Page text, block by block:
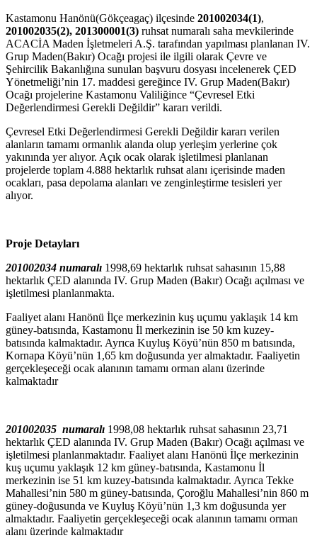
Kastamonu Hanönü(Gökçeagaç) ilçesinde 201002034(1),
201002035(2), 201300001(3) ruhsat numaralı saha mevkilerinde
ACACİA Maden İşletmeleri A.Ş. tarafından yapılması planlanan IV.
Grup Maden(Bakır) Ocağı projesi ile ilgili olarak Çevre ve
Şehircilik Bakanlığına sunulan başvuru dosyası incelenerek ÇED
Yönetmeliği’nin 17. maddesi gereğince IV. Grup Maden(Bakır)
Ocağı projelerine Kastamonu Valiliğince “Çevresel Etki
Değerlendirmesi Gerekli Değildir” kararı verildi.
Çevresel Etki Değerlendirmesi Gerekli Değildir kararı verilen
alanların tamamı ormanlık alanda olup yerleşim yerlerine çok
yakınında yer alıyor. Açık ocak olarak işletilmesi planlanan
projelerde toplam 4.888 hektarlık ruhsat alanı içerisinde maden
ocakları, pasa depolama alanları ve zenginleştirme tesisleri yer
alıyor.
Proje Detayları
201002034 numaralı 1998,69 hektarlık ruhsat sahasının 15,88
hektarlık ÇED alanında IV. Grup Maden (Bakır) Ocağı açılması ve
işletilmesi planlanmakta.
Faaliyet alanı Hanönü İlçe merkezinin kuş uçumu yaklaşık 14 km
güney-batısında, Kastamonu İl merkezinin ise 50 km kuzey-
batısında kalmaktadır. Ayrıca Kuyluş Köyü’nün 850 m batısında,
Kornapa Köyü’nün 1,65 km doğusunda yer almaktadır. Faaliyetin
gerçekleşeceği ocak alanının tamamı orman alanı üzerinde
kalmaktadır
201002035 numaralı 1998,08 hektarlık ruhsat sahasının 23,71
hektarlık ÇED alanında IV. Grup Maden (Bakır) Ocağı açılması ve
işletilmesi planlanmaktadır. Faaliyet alanı Hanönü İlçe merkezinin
kuş uçumu yaklaşık 12 km güney-batısında, Kastamonu İl
merkezinin ise 51 km kuzey-batısında kalmaktadır. Ayrıca Tekke
Mahallesi’nin 580 m güney-batısında, Çoroğlu Mahallesi’nin 860 m
güney-doğusunda ve Kuyluş Köyü’nün 1,3 km doğusunda yer
almaktadır. Faaliyetin gerçekleşeceği ocak alanının tamamı orman
alanı üzerinde kalmaktadır